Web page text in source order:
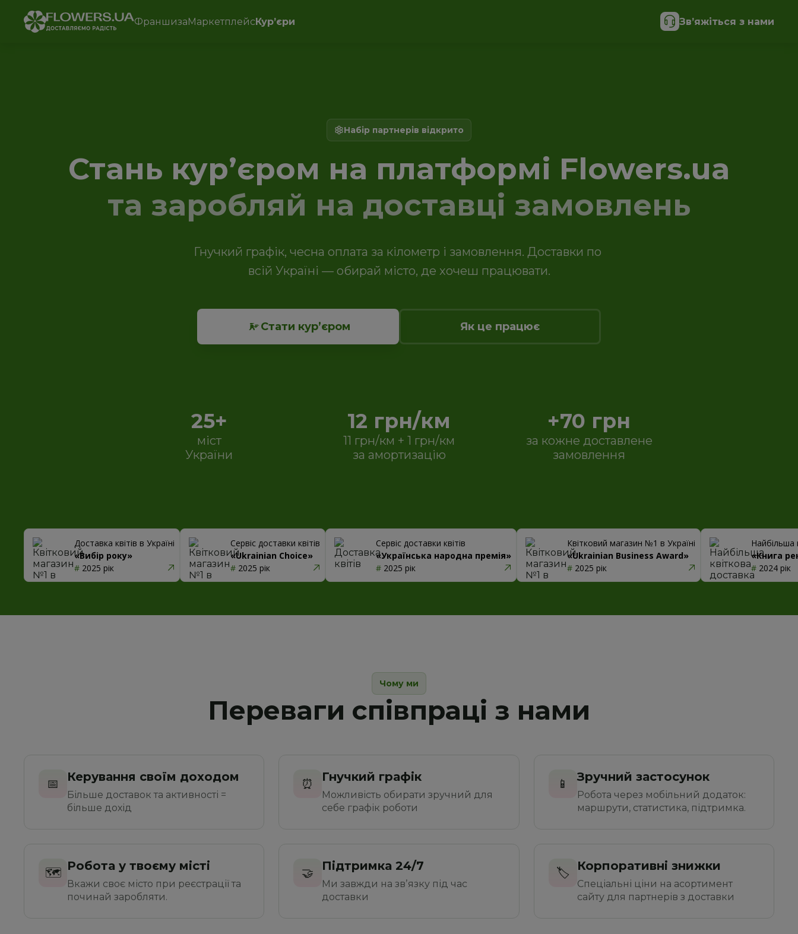
ФраншизаМаркетплейсКурʼєри Зв’яжіться з нами
Набір партнерів відкрито
Стань курʼєром на платформі Flowers.ua
та заробляй на доставці замовлень
Гнучкий графік, чесна оплата за кілометр і замовлення. Доставки по
всій Україні — обирай місто, де хочеш працювати.
Стати курʼєром Як це працює
25+
міст
України
12 грн/км
11 грн/км + 1 грн/км
за амортизацію
+70 грн
за кожне доставлене
замовлення
Доставка квітів в Україні
«Вибір року»
# 2025 рік
Сервіс доставки квітів
«Ukrainian Choice»
# 2025 рік
Сервіс доставки квітів
«Українська народна премія»
# 2025 рік
Квітковий магазин №1 в Україні
«Ukrainian Business Award»
# 2025 рік
Найбільша
«Книга
# 2024 рік
Чому ми
Переваги співпраці з нами
📅 Керування своїм доходом
Більше доставок та активності =
більше дохід
⏰ Гнучкий графік
Можливість обирати зручний для
себе графік роботи
📱 Зручний застосунок
Робота через мобільний додаток:
маршрути, статистика, підтримка.
🗺️ Робота у твоєму місті
Вкажи своє місто при реєстрації та
починай заробляти.
🤝 Підтримка 24/7
Ми завжди на звʼязку під час
доставки
🏷️ Корпоративні знижки
Спеціальні ціни на асортимент
сайту для партнерів з доставки